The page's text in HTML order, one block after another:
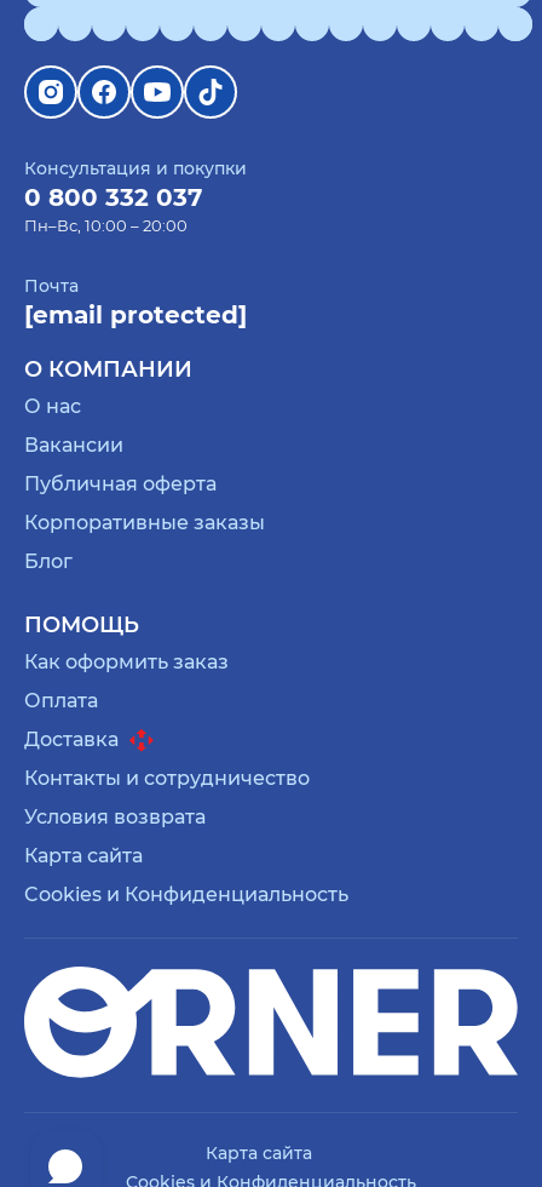
Консультация и покупки
0 800 332 037
Пн–Вс, 10:00 – 20:00
Почта
[email protected]
О КОМПАНИИ
О нас
Вакансии
Публичная оферта
Корпоративные заказы
Блог
ПОМОЩЬ
Как оформить заказ
Оплата
Доставка
Контакты и сотрудничество
Условия возврата
Карта сайта
Cookies и Конфиденциальность
Карта сайта
Cookies и Конфиденциальность